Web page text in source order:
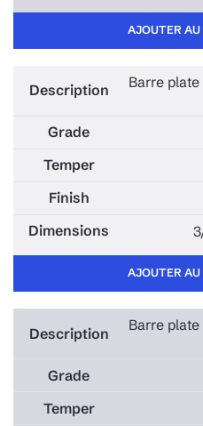
AJOUTER AU
Barre
AJOUTER AU
Barre